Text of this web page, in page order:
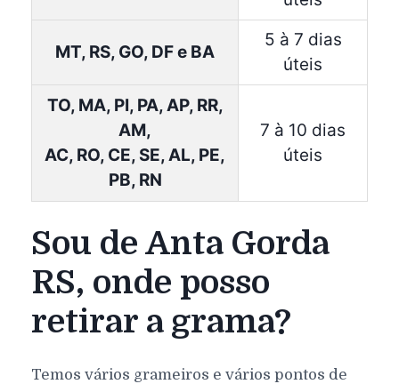
MT, RS, GO, DF e BA
5 à 7 dias
úteis
TO, MA, PI, PA, AP, RR,
AM,
AC, RO, CE, SE, AL, PE,
PB, RN
7 à 10 dias
úteis
Sou de Anta Gorda
RS, onde posso
retirar a grama?
Temos vários grameiros e vários pontos de